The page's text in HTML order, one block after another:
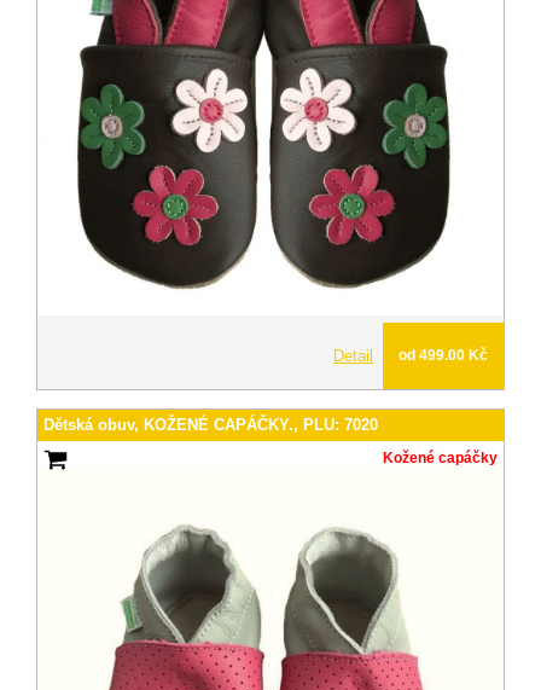
Detail od 499.00 Kč
Dětská obuv, KOŽENÉ CAPÁČKY., PLU: 7020
Kožené capáčky